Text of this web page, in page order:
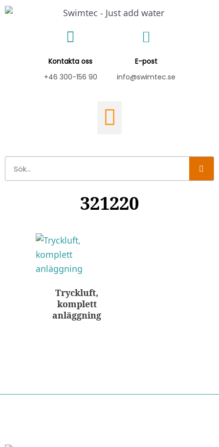
Hoppa
Kontakta oss
+46 300-156 90
E-post
info@swimtec.se
321220
Tryckluft,
komplett
anläggning